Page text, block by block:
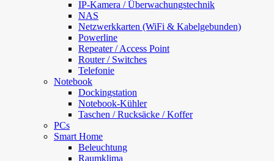
IP-Kamera / Überwachungstechnik
NAS
Netzwerkkarten (WiFi & Kabelgebunden)
Powerline
Repeater / Access Point
Router / Switches
Telefonie
Notebook
Dockingstation
Notebook-Kühler
Taschen / Rucksäcke / Koffer
PCs
Smart Home
Beleuchtung
Raumklima